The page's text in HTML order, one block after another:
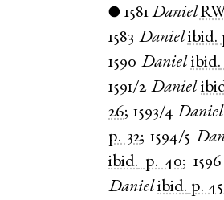
● 1581 Daniel
1583 Daniel ibid.
1590 Daniel ibid.
1591/2 Daniel
26; 1593/4 Daniel
p. 32;1594/5
ibid. p. 40; 1596
Daniel ibid. p. 45